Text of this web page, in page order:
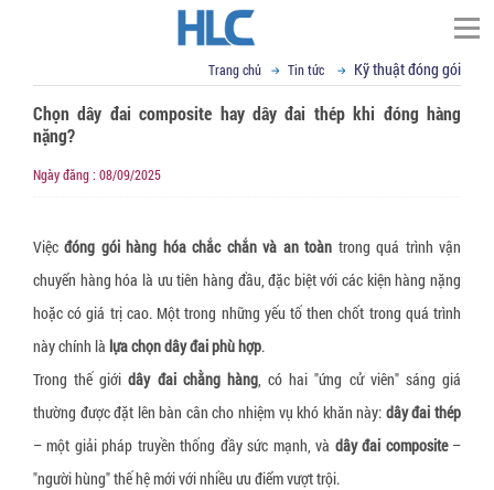
TÌM KIẾM
Trang chủ
Tầm nhìn sứ mệnh
Giá trị cốt lõi
R&D
Chứng chỉ
Profile
Phạm vi cung cấp
Cố định, nâng hạ hàng hóa
Dây cáp vải cẩu hàng
Dây tăng đơ chằng hàng
Dây đai vải chằng hàng
Giấy chống Gỉ VCI
Túi nylon chống gỉ CoroVCI®
Bột chống gỉ VCI (VCI Powder))
Vật liệu chống ẩm mốc
Gói hút ẩm bentonite clay
Gói hút ẩm Silica gel
Bao bì đóng gói
Túi nylon PE chuyên dụng
Thiết bị hỗ trợ đóng gói
Tin tức
Kỹ thuật đóng gói
Tin tức tổng hợp
Email : sales@hlcvn.com
Hotline : 0913207773
Language:
Trang chủ Tin tức Kỹ thuật đóng gói
Chọn dây đai composite hay dây đai thép khi đóng hàng
nặng?
Ngày đăng : 08/09/2025
Việcđóng gói hàng hóa chắc chắn và an toàn trong quá trình vận
chuyển hàng hóa là ưu tiên hàng đầu, đặc biệt với các kiện hàng nặng
hoặc có giá trị cao. Một trong những yếu tố then chốt trong quá trình
này chính là lựa chọn dây đai phù hợp.
Trong thế giớidây đai chằng hàng, có hai "ứng cử viên" sáng giá
thường được đặt lên bàn cân cho nhiệm vụ khó khăn này: dây đai thép
– một giải pháp truyền thống đầy sức mạnh, và dây đai composite–
"người hùng" thế hệ mới với nhiều ưu điểm vượt trội.